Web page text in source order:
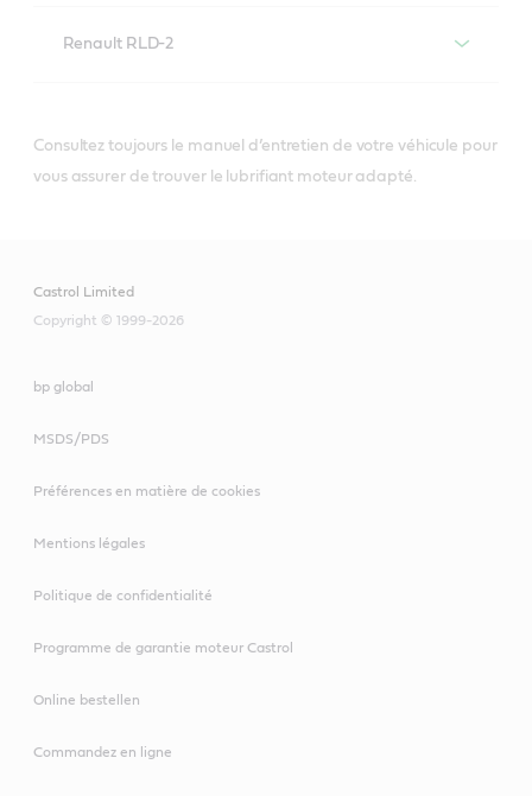
VECTON
Renault RLD-2
spécification Renault RLD-2
40 E4/E7
Consultez toujours le manuel d’entretien de votre véhicule pour
vous assurer de trouver le lubrifiant moteur adapté.
Castrol Limited
Copyright © 1999-2026
bp global
MSDS/PDS
Préférences en matière de cookies
Mentions légales
Politique de confidentialité
Programme de garantie moteur Castrol
Online bestellen
Commandez en ligne